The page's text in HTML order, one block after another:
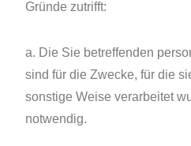
Gründe zutrifft:
a. Die Sie betreffenden
sind für die Zwecke, für die
sonstige Weise verarbeitet
notwendig.